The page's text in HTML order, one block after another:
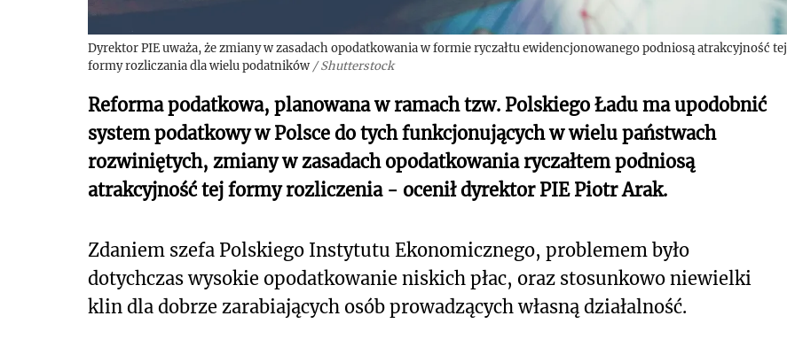
Dyrektor PIE uważa, że zmiany w zasadach opodatkowania w formie ryczałtu ewidencjonowanego podniosą atrakcyjność tej
formy rozliczania dla wielu podatników/ Shutterstock
Reforma podatkowa, planowana w ramach tzw. Polskiego Ładu ma upodobnić
system podatkowy w Polsce do tych funkcjonujących w wielu państwach
rozwiniętych, zmiany w zasadach opodatkowania ryczałtem podniosą
atrakcyjność tej formy rozliczenia - ocenił dyrektor PIE Piotr Arak.
Zdaniem szefa Polskiego Instytutu Ekonomicznego, problemem było
dotychczas wysokie opodatkowanie niskich płac, oraz stosunkowo niewielki
klin dla dobrze zarabiających osób prowadzących własną działalność.